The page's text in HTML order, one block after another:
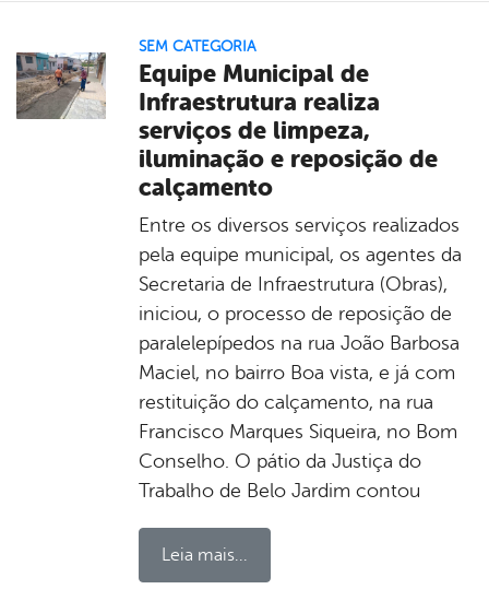
SEM CATEGORIA
Equipe Municipal de
Infraestrutura realiza
serviços de limpeza,
iluminação e reposição de
calçamento
Entre os diversos serviços realizados
pela equipe municipal, os agentes da
Secretaria de Infraestrutura (Obras),
iniciou, o processo de reposição de
paralelepípedos na rua João Barbosa
Maciel, no bairro Boa vista, e já com
restituição do calçamento, na rua
Francisco Marques Siqueira, no Bom
Conselho. O pátio da Justiça do
Trabalho de Belo Jardim contou
Leia mais...